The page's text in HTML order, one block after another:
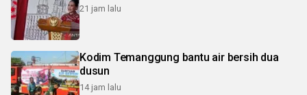
21 jam lalu
Kodim Temanggung bantu air bersih dua
dusun
14 jam lalu